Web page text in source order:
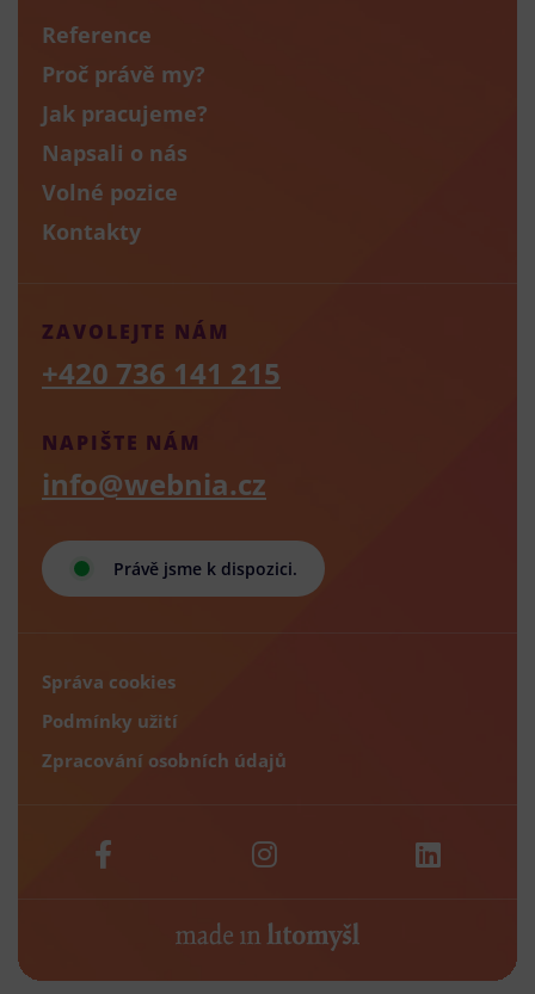
Reference
Proč právě my?
Jak pracujeme?
Napsali o nás
Volné pozice
Kontakty
Právě jsme k dispozici.
NAPIŠTE NÁM
info@webnia.cz
ZAVOLEJTE NÁM
+420 736 141 215
Správa cookies
Podmínky užití
Zpracování osobních údajů